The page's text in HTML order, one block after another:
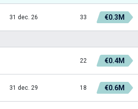
31 dec. 26 33 €0.3M
22 €0.4M
31 dec. 29 18 €0.6M